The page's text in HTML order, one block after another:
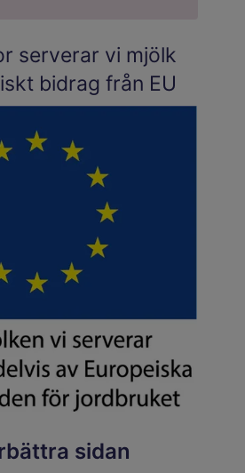
serverar vi mjölk
bidrag från EU
sidan